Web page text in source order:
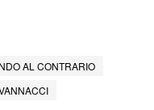
AL CONTRARIO